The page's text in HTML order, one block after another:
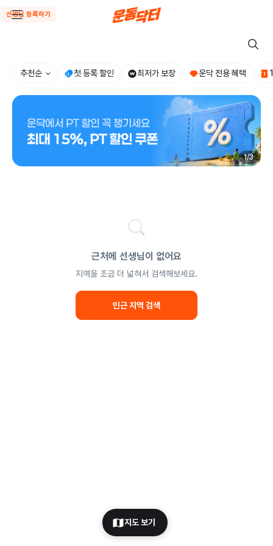
선생님 등록하기
추천순 첫 등록 할인 최저가 보장 운닥 전용 혜택
지도 보기
1/3
근처에 선생님이 없어요
지역을 조금 더 넓혀서 검색해보세요.
인근 지역 검색